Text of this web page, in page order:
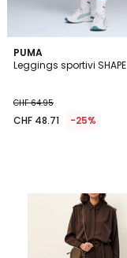
PUMA
Leggings sportivi SHAPE
CHF 64.95
CHF 48.71 -25%